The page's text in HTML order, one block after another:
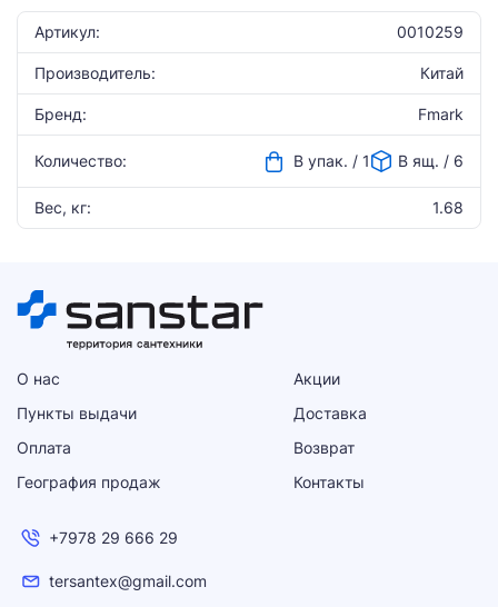
Артикул: 0010259
Производитель: Китай
Бренд: Fmark
Количество: В упак. / 1 В ящ. / 6
Вес, кг: 1.68
О нас
Акции
Пункты выдачи
Доставка
Оплата
Возврат
География продаж
Контакты
+7978 29 666 29
tersantex@gmail.com